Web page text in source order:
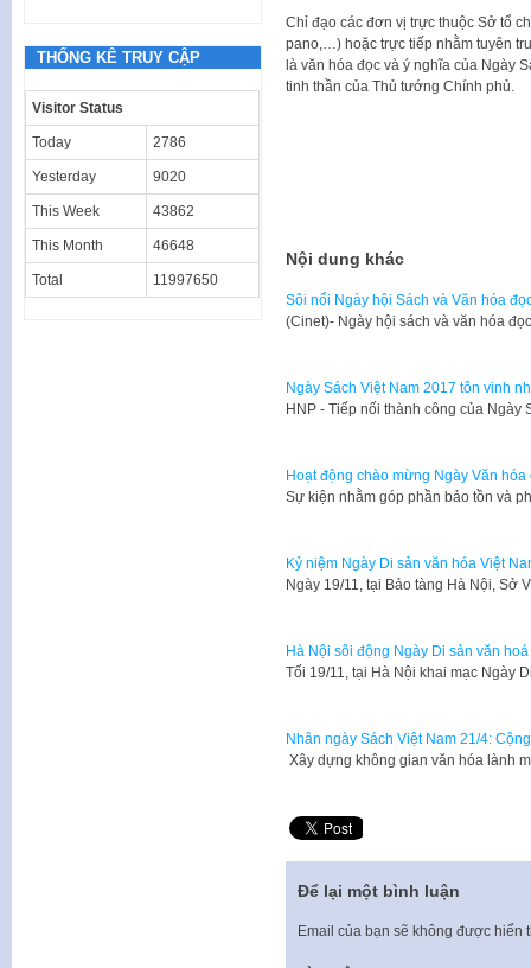
Chỉ đạo các đơn vị trực thuộc Sở tổ
pano,…) hoặc trực tiếp nhằm tuyên
là văn hóa đọc và ý nghĩa của Ngày
tinh thần của Thủ tướng Chính phủ.
Nội dung khác
Sôi nổi Ngày hội Sách và Văn hóa
​(Cinet)- Ngày hội sách và văn hóa
Ngày Sách Việt Nam 2017 tôn vinh
HNP - Tiếp nối thành công của
Hoạt động chào mừng Ngày Văn hóa
Sự kiện nhằm góp phần bảo tồn và
Kỷ niệm Ngày Di sản văn hóa Việt
​Ngày 19/11, tại Bảo tàng Hà Nội, Sở
Hà Nội sôi động Ngày Di sản văn
​Tối 19/11, tại Hà Nội khai mạc Ngày
Nhân ngày Sách Việt Nam 21/4:
Xây dựng không gian văn hóa lành
Để lại một bình luận
Email của bạn sẽ không được hiển
THỐNG KÊ TRUY CẬP
Visitor Status
Today 2786
Yesterday 9020
This Week 43862
This Month 46648
Total 11997650